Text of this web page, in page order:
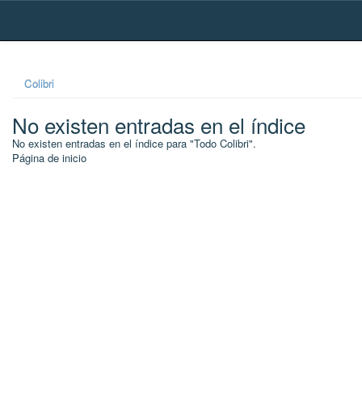
Skip
Colibri
No existen entradas en el índice
No existen entradas en el índice para "Todo Colibri".
Página de inicio